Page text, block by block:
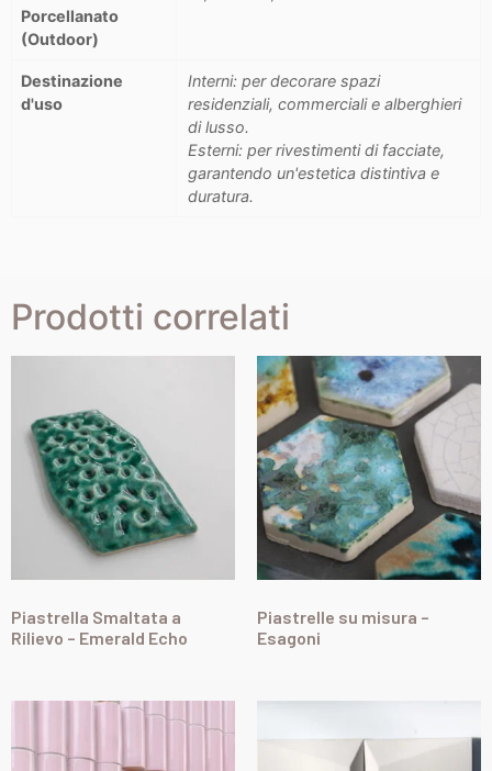
Porcellanato
(Outdoor)
Destinazione
d'uso
Interni: per decorare spazi
residenziali, commerciali e alberghieri
di lusso.
Esterni: per rivestimenti di facciate,
garantendo un'estetica distintiva e
duratura.
Prodotti correlati
Piastrella Smaltata a
Rilievo – Emerald Echo
Piastrelle su misura –
Esagoni